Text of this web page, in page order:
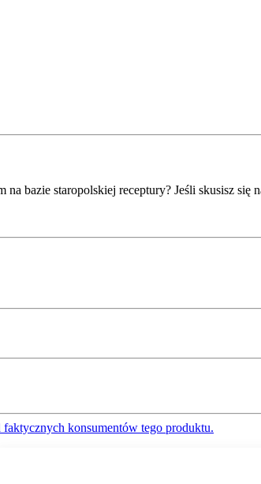
bazie staropolskiej receptury? Jeśli skusisz się
konsumentów tego produktu.